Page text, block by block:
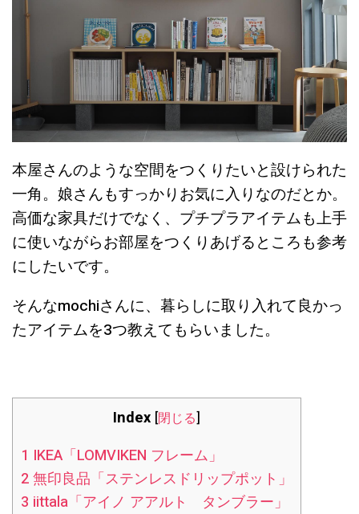
本屋さんのような空間をつくりたいと設けられた
一角。娘さんもすっかりお気に入りなのだとか。
高価な家具だけでなく、プチプラアイテムも上手
に使いながらお部屋をつくりあげるところも参考
にしたいです。
そんなmochiさんに、暮らしに取り入れて良かっ
たアイテムを3つ教えてもらいました。
Index [閉じる]
1 IKEA「LOMVIKEN フレーム」
2無印良品「ステンレスドリップポット」
3 iittala「アイノ アアルト タンブラー」